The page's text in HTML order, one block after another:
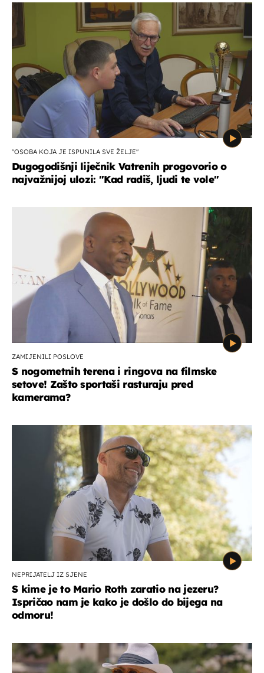
"OSOBA KOJA JE ISPUNILA SVE ŽELJE"
Dugogodišnji liječnik Vatrenih progovorio o
najvažnijoj ulozi: "Kad radiš, ljudi te vole"
ZAMIJENILI POSLOVE
S nogometnih terena i ringova na filmske
setove! Zašto sportaši rasturaju pred
kamerama?
NEPRIJATELJ IZ SJENE
S kime je to Mario Roth zaratio na jezeru?
Ispričao nam je kako je došlo do bijega na
odmoru!